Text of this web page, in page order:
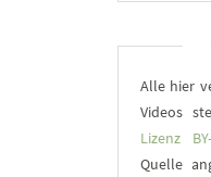
Alle hier
Videos
Lizenz
Quelle